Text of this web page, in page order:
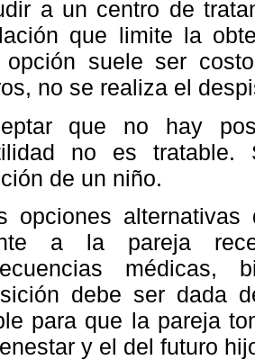
a un centro de
que limite la
opción suele ser
no se realiza el
que no hay
no es tratable.
de un niño.
opciones
a la pareja
médicas,
debe ser dada
para que la pareja
y el del futuro